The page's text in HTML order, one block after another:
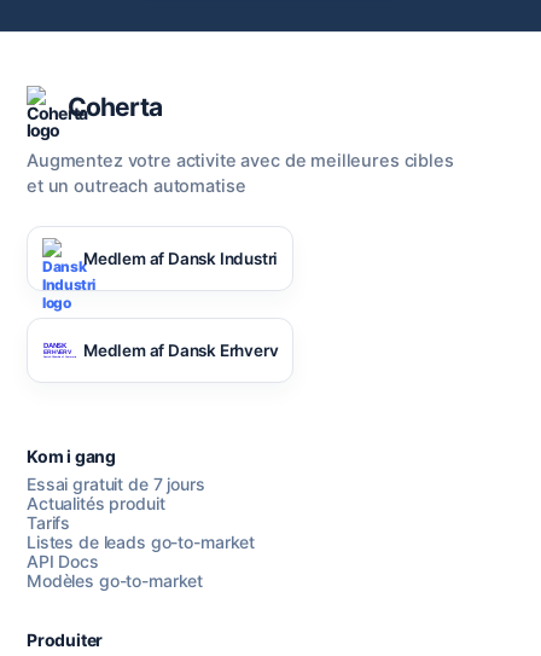
Coherta
Augmentez votre activite avec de meilleures cibles
et un outreach automatise
Medlem af Dansk Industri
Medlem af Dansk Erhverv
Kom i gang
Essai gratuit de 7 jours
Actualités produit
Tarifs
Listes de leads go-to-market
API Docs
Modèles go-to-market
Produiter